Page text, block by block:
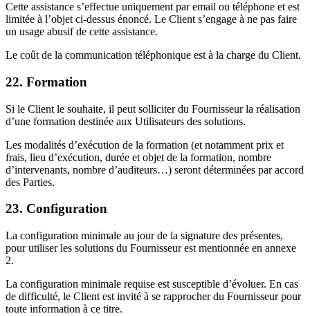
Cette assistance s’effectue uniquement par email ou téléphone et est
limitée à l’objet ci-dessus énoncé. Le Client s’engage à ne pas faire
un usage abusif de cette assistance.
Le coût de la communication téléphonique est à la charge du Client.
22. Formation
Si le Client le souhaite, il peut solliciter du Fournisseur la réalisation
d’une formation destinée aux Utilisateurs des solutions.
Les modalités d’exécution de la formation (et notamment prix et
frais, lieu d’exécution, durée et objet de la formation, nombre
d’intervenants, nombre d’auditeurs…) seront déterminées par accord
des Parties.
23. Configuration
La configuration minimale au jour de la signature des présentes,
pour utiliser les solutions du Fournisseur est mentionnée en annexe
2.
La configuration minimale requise est susceptible d’évoluer. En cas
de difficulté, le Client est invité à se rapprocher du Fournisseur pour
toute information à ce titre.